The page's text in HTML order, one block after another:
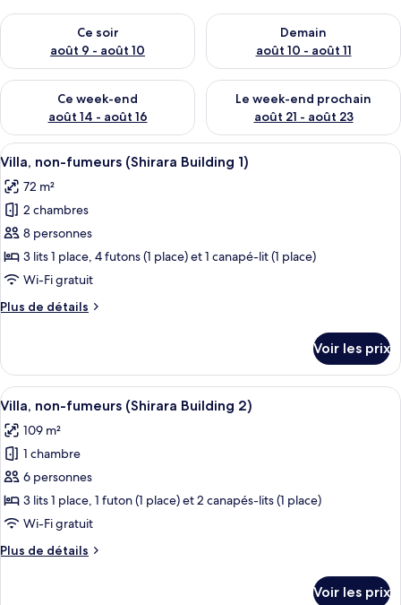
Ce soir
août 9 - août 10
Vérifier la disponibilité pour ce soir août 9 - août 10
Demain
août 10 - août 11
Vérifier la disponibilité pour
Ce week-end
août 14 - août 16
Vérifier la disponibilité pour ce week-end août 14 - août 16
Le week-end prochain
août 21 - août 23
Vérifier la disponibilité pour
Afficher
toutes
les
photos
pour
ce
type
chambre :
fumeurs
(Shirara
Building
1)
Une cuisine moderne avec des
6
Villa, non-fumeurs (Shirara Building 1)
72 m²
2 chambres
8 personnes
3 lits 1 place, 4 futons (1 place) et 1 canapé-lit (1 place)
Wi-Fi gratuit
Plus de détails
Plus
le
type
de
Villa,
non-
fumeurs
(Shirara
Building
1)
Voir les prix
Afficher
toutes
les
photos
pour
ce
type
chambre :
Un salon moderne doté d’un
6
Villa, non-fumeurs (Shirara Building 2)
109 m²
1 chambre
6 personnes
3 lits 1 place, 1 futon (1 place) et 2 canapés-lits (1 place)
Wi-Fi gratuit
Plus de détails
Plus
Voir les prix